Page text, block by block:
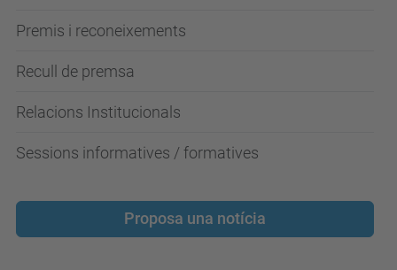
Premis i reconeixements
Recull de premsa
Relacions Institucionals
Sessions informatives / formatives
Proposa una notícia